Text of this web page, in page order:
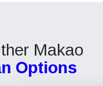
Makao
Options